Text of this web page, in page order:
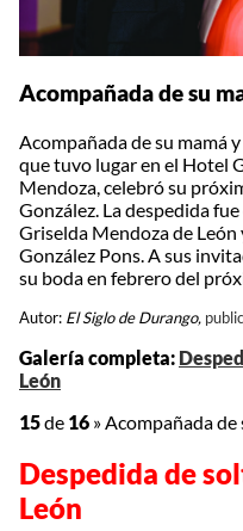
Acompañada de su
Acompañada de su mamá
que tuvo lugar en el Hotel
Mendoza, celebró su
González. La despedida
Griselda Mendoza de
González Pons. A sus
su boda en febrero del
Autor: El Siglo de Durango,
Galería completa:
León
15de 16 » Acompañada de
Despedida de
León